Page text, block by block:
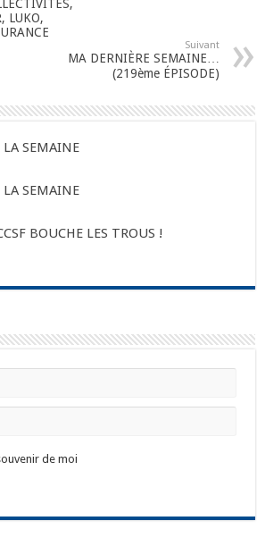
LUKO,
Suivant
MA DERNIÈRE SEMAINE…
(219ème ÉPISODE)
LA SEMAINE
LA SEMAINE
BOUCHE LES TROUS !
de moi